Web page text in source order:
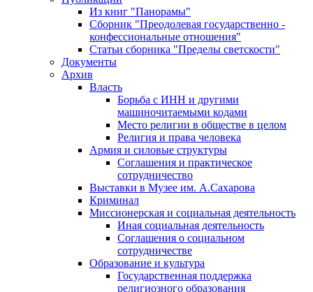
Из книг "Панорамы"
Сборник "Преодолевая государственно -
конфессиональные отношения"
Статьи сборника "Пределы светскости"
Документы
Архив
Власть
Борьба с ИНН и другими
машиночитаемыми кодами
Место религии в обществе в целом
Религия и права человека
Армия и силовые структуры
Соглашения и практическое
сотрудничество
Выставки в Музее им. А.Сахарова
Криминал
Миссионерская и социальная деятельность
Иная социальная деятельность
Соглашения о социальном
сотрудничестве
Образование и культура
Государственная поддержка
религиозного образования